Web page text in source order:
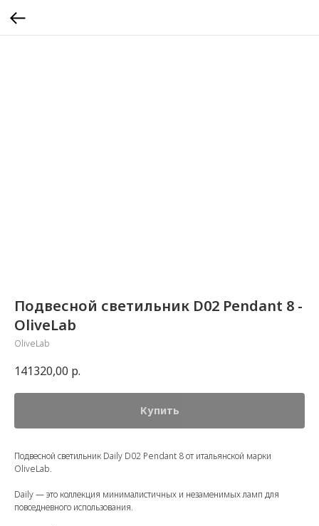
Подвесной светильник D02 Pendant 8 -
OliveLab
OliveLab
141320,00 р.
Купить
Подвесной светильник Daily D02 Pendant 8 от итальянской марки
OliveLab.
Daily — это коллекция минималистичных и незаменимых ламп для
повседневного использования.